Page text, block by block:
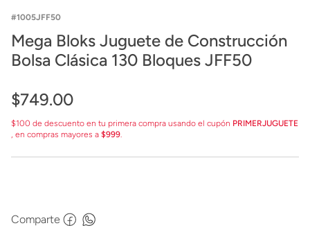
1005JFF50
Mega Bloks Juguete de Construcción
Bolsa Clásica 130 Bloques JFF50
$749.00
$100 de descuento en tu primera compra usando el cupón PRIMERJUGUETE
, en compras mayores a $999.
Comparte